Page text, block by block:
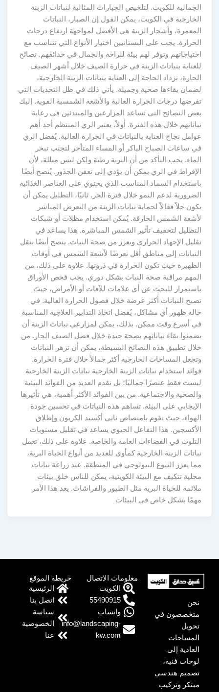
الجمالية للكويت. لتلخيص الخيارات المثالية لنباتات الزينة
الخارجية في الكويت، يمكن القول إن الصبار، النباتات
المعمرة، وأشجار الزينة هي الأفضل لمواجهة ارتفاع درجات
الحرارة. يجب على البستانيين اختيار الأنواع التي تتناسب مع
احتياجاتهم وتوفر لهم بيئة للراحة والجمال في حدائقهم. نصائح
للعناية بنباتات الزينة في حرارة الصيف خلال أشهر الصيف
الحارة، تزداد الحاجة إلى العناية بنباتات الزينة الخارجية،
لضمان بقاءها صحية وجميلة. يأتي ذلك في ظل التحديات التي
تفرضها درجات الحرارة العالية والأشعة الشمسية القوية. إليك
بعض النصائح التي تساعد المزارعين والمبتدئين في رعاية
نباتاتهم خلال هذه الفترة. أولاً، يعتبر الري المنتظم أحد أهم
عوامل نجاح العناية بالنباتات في الحرارة العالية. يُفضل الري
في ساعات الصباح الباكر أو المساء المتأخر لتجنب تبخر
الماء. يجب التأكد من أن التربة رطبة ولكن ليس مبللة، لأن
الإفراط في الري يمكن أن يؤدي إلى تعفن الجذور. يُنصح أيضًا
باستخدام السماد المناسب الذي يحتوي على العناصر الغذائية
الضرورية لدعم النمو خلال فترة الحر. ثانيًا، التظليل يمكن أن
يكون حلاً فعالاً لحماية نباتات الزينة من التعرض المباشر
لأشعة الشمس الحارقة. يُمكن استخدام مظلات أو شبكات
التظليل لتخفيف تأثير الشمس المباشرة. هذا يساعد في
تقليل الإجهاد الحراري ويعزز من صحة النبات. ينصح أيضًا بنقل
النباتات إلى مناطق أقل تعرضًا لأشعة الشمس في أوقات
الظهيرة حيث تكون الحرارة في ذروتها. علاوة على ذلك، من
المهم مراقبة صحة النبات بشكل دوري. يجب فحص الأوراق
باستمرار للبحث عن أي علامات للآفات أو الأمراض، حيث
تصبح النباتات أكثر عرضة خلال فصول الحرارة العالية. في
حالة ظهور أي مشاكل، يُفضل اتخاذ التدابير العلاجية المناسبة
في أسرع وقت ممكن. بذلك، يمكن لمزارعي نباتات الزينة أن
يضمنوا بقاء نباتاتهم بصحة جيدة خلال فصل الصيف الحار. من
خلال تطبيق هذه النصائح البسيطة، يمكن أن تزهر النباتات
وتجعل المساحات الخارجية أكثر جمالاً خلال فترة الحرارة.
فوائد استخدام نباتات الزينة الخارجية نباتات الزينة الخارجية
ليست فقط عنصرًا جماليًا؛ بل تقدم العديد من الفوائد البيئية
والصحية والاجتماعية. من بين الفوائد الأكثر أهمية، هي تأثيرها
الإيجابي على البيئة. تساهم هذه النباتات في تحسين جودة
الهواء، حيث تقوم بامتصاص ثاني أكسيد الكربون وإطلاق
الأكسجين. هذا التفاعل الحيوي يساعد في تقليل مستويات
التلوث في الفضاءات العامة والخاصة. علاوة على ذلك، تعمل
نباتات الزينة الخارجية كمأوى للعديد من أنواع الحياة البرية،
مما يعزز التنوع البيولوجي في المنطقة. عند زراعة نباتات
محلية تتكيف مع البيئة الكويتية، يمكن للناس خلق بيئات
ملائمة للحياة البرية مثل الطيور والفراشات. يعد هذا الأمر
مهمًا بشكل خاص في البيئات
نحن
متخصصون في
تحويل
المساحات
العادية إلى
لوحات فنية،
تصميم هندسي
مبتكر وتركيب
معلومات الاتصال
الكويت
55490915
واتساب
info@landscaping-
kw.com
خريطة الموقع
الرئيسية
اتصل بنا
سياسة
الخصوصية
عنا